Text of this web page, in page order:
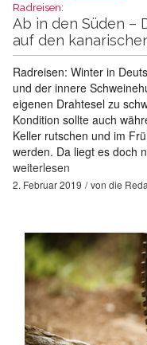
Radreisen:
Ab in den Süden –
auf den
Radreisen: Winter in
und der innere
eigenen Drahtesel zu
Kondition sollte auch
Keller rutschen und im
werden. Da liegt es doch
weiterlesen
2. Februar 2019 von die